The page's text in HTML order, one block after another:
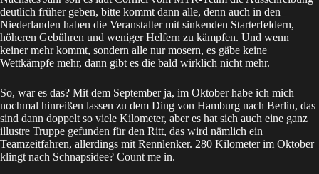
deutlich früher geben, bitte kommt dann alle, denn auch in den
Niederlanden haben die Veranstalter mit sinkenden Starterfeldern,
höheren Gebühren und weniger Helfern zu kämpfen. Und wenn
keiner mehr kommt, sondern alle nur mosern, es gäbe keine
Wettkämpfe mehr, dann gibt es die bald wirklich nicht mehr.
So, war es das? Mit dem September ja, im Oktober habe ich mich
nochmal hinreißen lassen zu dem Ding von Hamburg nach Berlin, das
sind dann doppelt so viele Kilometer, aber es hat sich auch eine ganz
illustre Truppe gefunden für den Ritt, das wird nämlich ein
Teamzeitfahren, allerdings mit Rennlenker. 280 Kilometer im Oktober
klingt nach Schnapsidee? Count me in.